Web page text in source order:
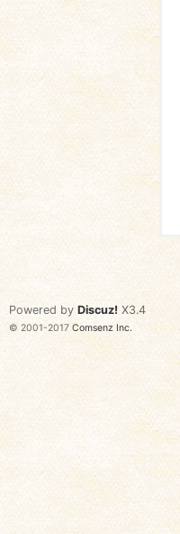
Powered by Discuz! X3.4
© 2001-2017 Comsenz Inc.